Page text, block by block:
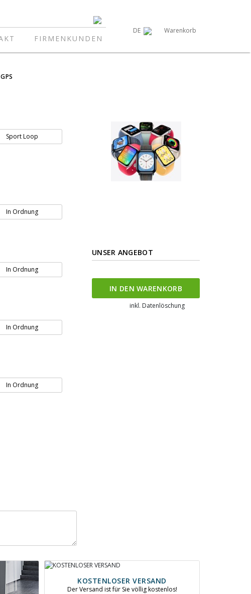
FIRMENKUNDEN
DE Warenkorb
Sport Loop
In Ordnung
In Ordnung
In Ordnung
In Ordnung
UNSER ANGEBOT
IN DEN WARENKORB
inkl. Datenlöschung
KOSTENLOSER VERSAND
Der Versand ist für Sie völlig kostenlos!